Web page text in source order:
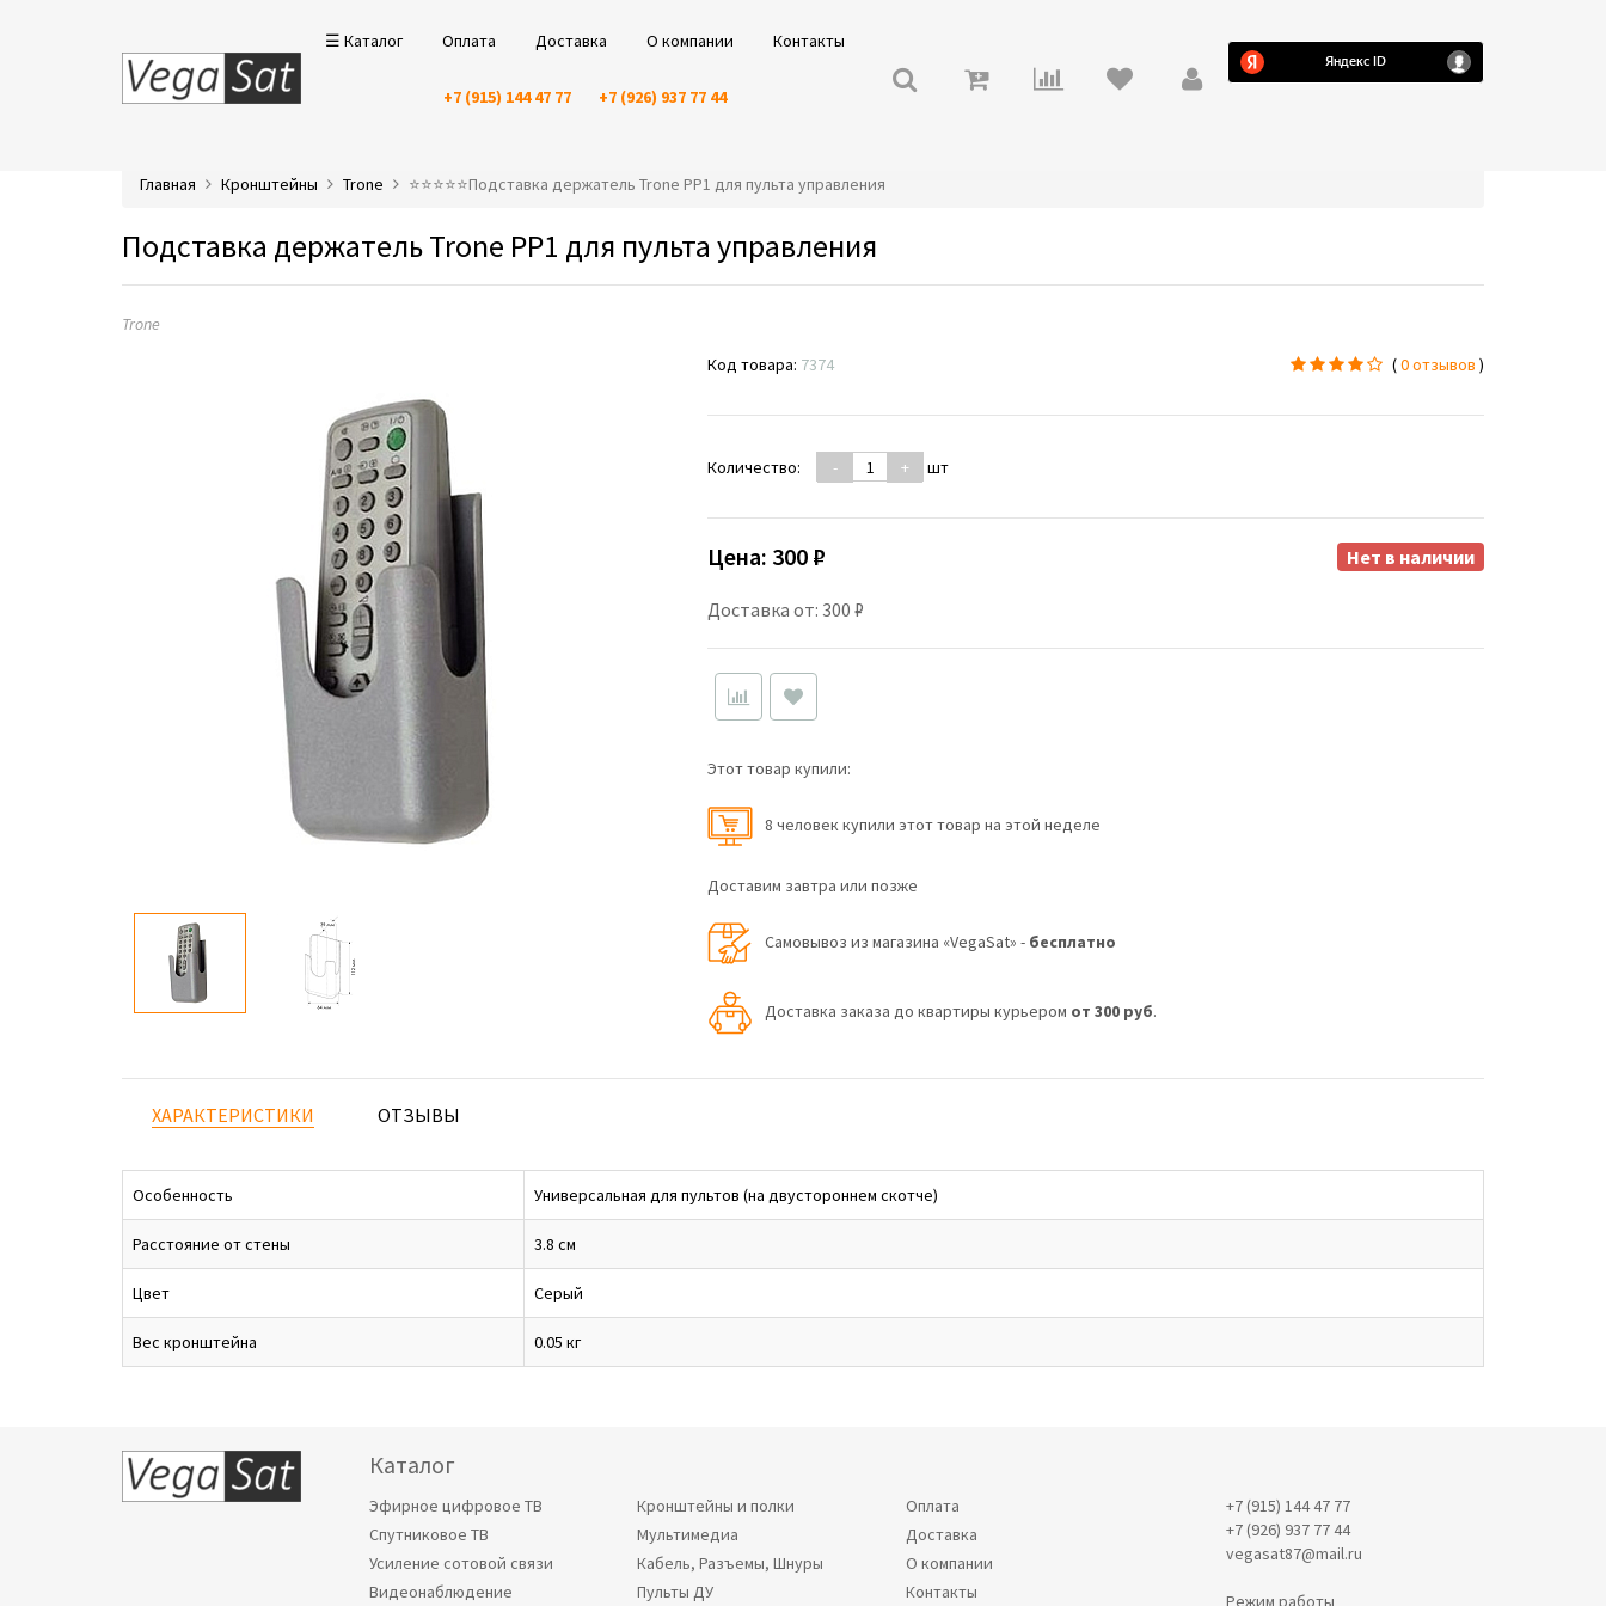
☰ Каталог Оплата Доставка О компании Контакты
+7 (915) 144 47 77 +7 (926) 937 77 44
Главная Кронштейны Trone ⭐️⭐️⭐️⭐️⭐️Подставка держатель Trone PP1 для пульта управления
Подставка держатель Trone PP1 для пульта управления
Trone
Код товара: 7374 (0 отзывов )
Количество: - + шт
Цена: 300 ₽
Доставка от: 300 ₽
Нет в наличии
Этот товар купили:
8 человек купили этот товар на этой неделе
Доставим завтра или позже
Самовывоз из магазина «VegaSat» - бесплатно
Доставка заказа до квартиры курьером от 300 руб.
ХАРАКТЕРИСТИКИ ОТЗЫВЫ
Особенность Универсальная для пультов (на двустороннем скотче)
Расстояние от стены 3.8 см
Цвет Серый
Вес кронштейна 0.05 кг
Каталог
Эфирное цифровое ТВ
Спутниковое ТВ
Усиление сотовой связи
Видеонаблюдение
Кронштейны и полки
Мультимедиа
Кабель, Разъемы, Шнуры
Пульты ДУ
Оплата
Доставка
О компании
Контакты
+7 (915) 144 47 77
+7 (926) 937 77 44
vegasat87@mail.ru
Режим работы